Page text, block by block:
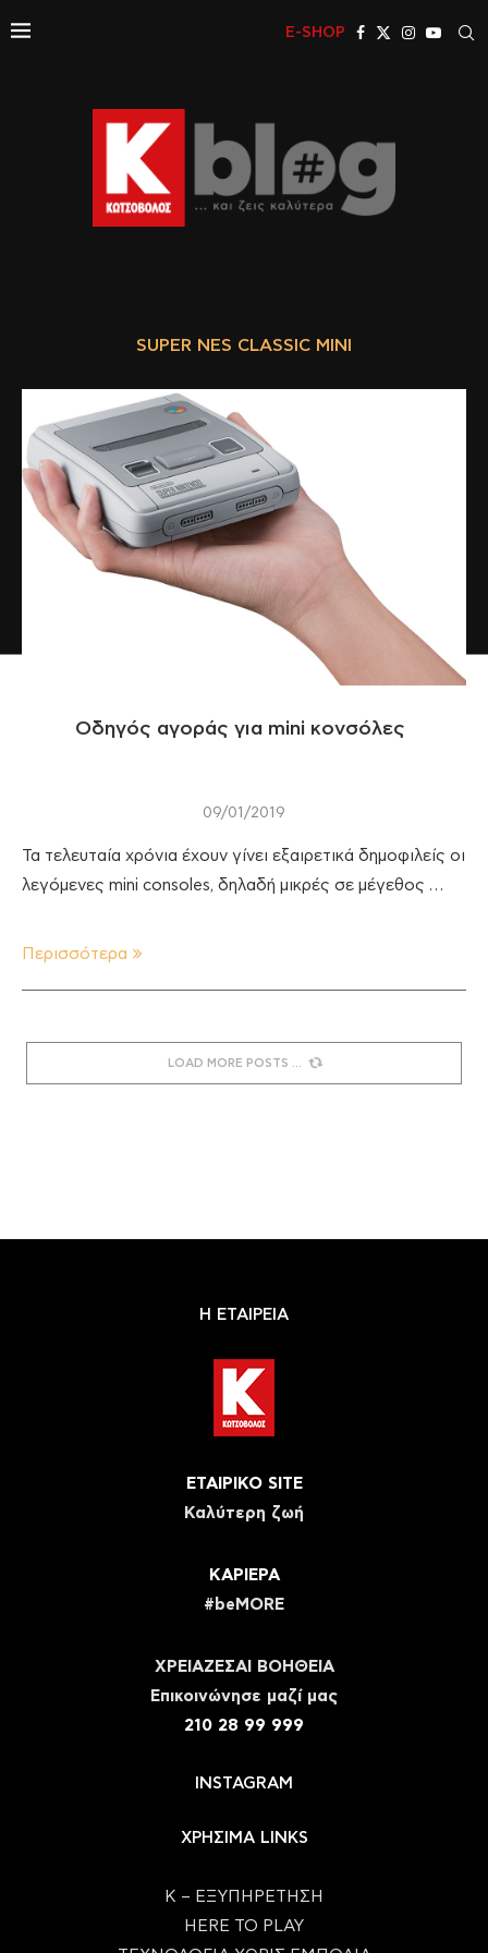
E-SHOP
SUPER NES CLASSIC MINI
Οδηγός αγοράς για mini κονσόλες
09/01/2019
Τα τελευταία χρόνια έχουν γίνει εξαιρετικά δημοφιλείς οι
λεγόμενες mini consoles, δηλαδή μικρές σε μέγεθος …
Περισσότερα
LOAD MORE POSTS
Η ΕΤΑΙΡΕΙΑ
ΕΤΑΙΡΙΚΟ SITE
Καλύτερη ζωή
ΚΑΡΙΕΡΑ
#beMORE
ΧΡΕΙΑΖΕΣΑΙ ΒΟΗΘΕΙΑ
Eπικοινώνησε μαζί μας
210 28 99 999
INSTAGRAM
ΧΡΗΣΙΜΑ LINKS
Κ – ΕΞΥΠΗΡΕΤΗΣΗ
HERE TO PLAY